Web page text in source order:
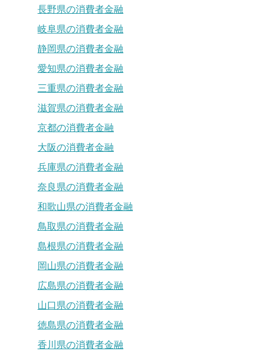
長野県の消費者金融
岐阜県の消費者金融
静岡県の消費者金融
愛知県の消費者金融
三重県の消費者金融
滋賀県の消費者金融
京都の消費者金融
大阪の消費者金融
兵庫県の消費者金融
奈良県の消費者金融
和歌山県の消費者金融
鳥取県の消費者金融
島根県の消費者金融
岡山県の消費者金融
広島県の消費者金融
山口県の消費者金融
徳島県の消費者金融
香川県の消費者金融